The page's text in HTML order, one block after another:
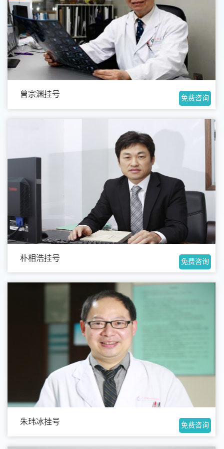
免费咨询
曾宗渊挂号
免费咨询
朴相浩挂号
免费咨询
朱玮冰挂号